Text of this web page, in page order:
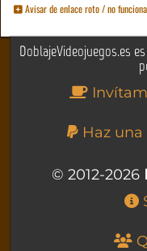
Avisar de enlace roto / no funciona
DoblajeVideojuegos.es
Haz
© 2012-2026